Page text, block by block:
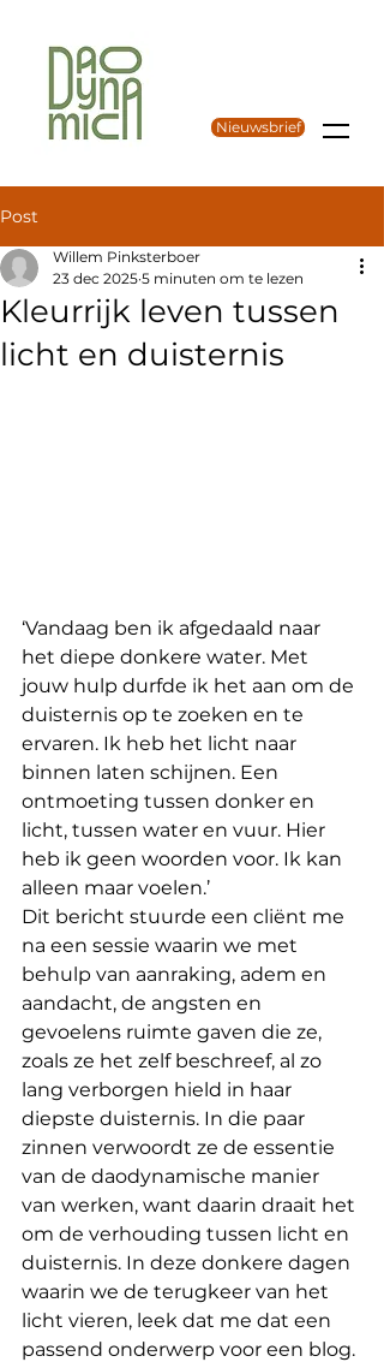
Nieuwsbrief
Post
Kleurrijk leven tussen
licht en duisternis
Willem Pinksterboer
23 dec 2025 5 minuten om te lezen
‘Vandaag ben ik afgedaald naar
het diepe donkere water. Met
jouw hulp durfde ik het aan om de
duisternis op te zoeken en te
ervaren. Ik heb het licht naar
binnen laten schijnen. Een
ontmoeting tussen donker en
licht, tussen water en vuur. Hier
heb ik geen woorden voor. Ik kan
alleen maar voelen.’
Dit bericht stuurde een cliënt me
na een sessie waarin we met
behulp van aanraking, adem en
aandacht, de angsten en
gevoelens ruimte gaven die ze,
zoals ze het zelf beschreef, al zo
lang verborgen hield in haar
diepste duisternis. In die paar
zinnen verwoordt ze de essentie
van de daodynamische manier
van werken, want daarin draait het
om de verhouding tussen licht en
duisternis. In deze donkere dagen
waarin we de terugkeer van het
licht vieren, leek dat me dat een
passend onderwerp voor een blog.